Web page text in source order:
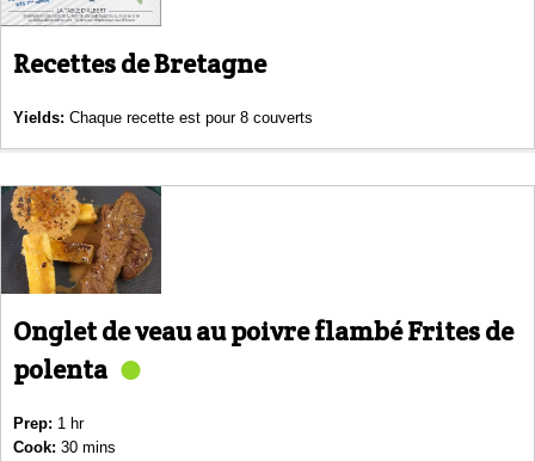
Recettes de Bretagne
Yields: Chaque recette est pour 8 couverts
Onglet de veau au poivre flambé Frites de
polenta
Prep: 1 hr
Cook: 30 mins